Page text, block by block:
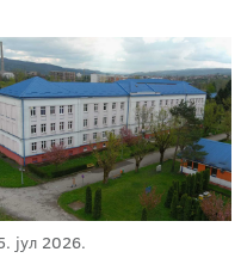
јул 2026.